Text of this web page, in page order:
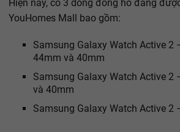
Hiện nay, có 3 dòng đồng hồ đang
YouHomes Mall bao gồm:
Samsung Galaxy Watch Active 2
44mm và 40mm
Samsung Galaxy Watch Active 2
và 40mm
Samsung Galaxy Watch Active 2